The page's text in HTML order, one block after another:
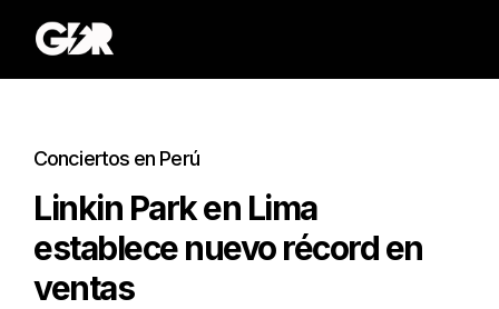
Conciertos en Perú
Linkin Park en Lima
establece nuevo récord en
ventas